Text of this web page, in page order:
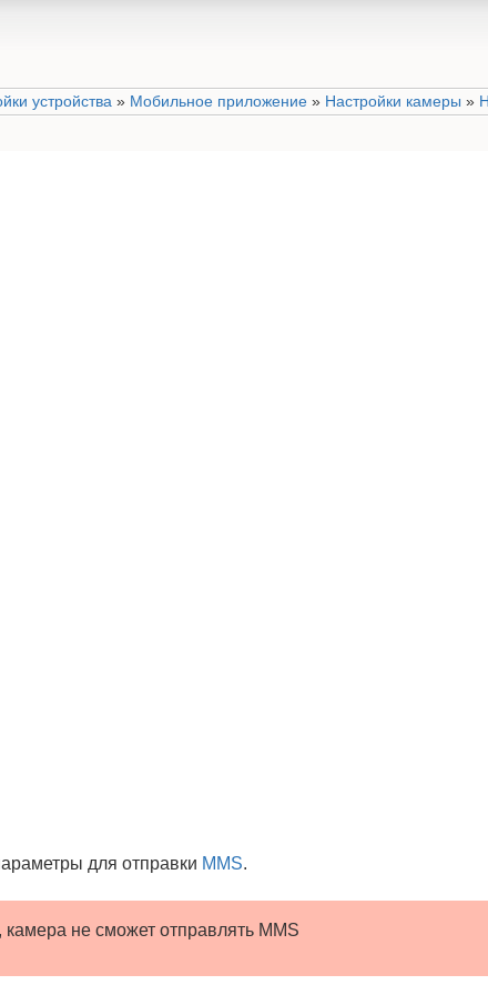
устройства» Мобильное приложение» Настройки камеры »
для отправки MMS.
не сможет отправлять MMS